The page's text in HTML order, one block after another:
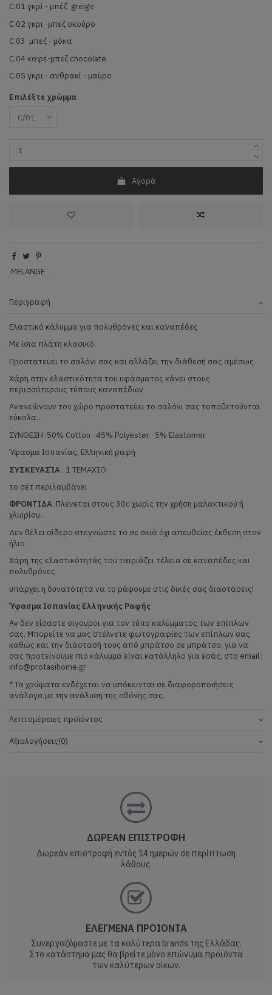
C.01 γκρί - μπέζ greige
C.02 γκρι -μπεζ σκούρο
C.03 μπεζ - μόκα
C.04 καφέ-μπεζ chocolate
C.05 γκρι - ανθρακί - μαύρο
Επιλέξτε χρώμμα
Αγορά
MELANGE
Περιγραφή
Ελαστικό κάλυμμα για πολυθρόνες και καναπέδες
Με ίσια πλάτη κλασικό
Προστατεύει το σαλόνι σας και αλλάζει την διάθεσή σας αμέσως
Χάρη στην ελαστικότητα του υφάσματος κάνει στους
περισσότερους τύπους καναπέδων
Ανανεώνουν τον χώρο προστατεύει το σαλόνι σας τοποθετούνται
εύκολα..
ΣΥΝΘΕΣΗ :50% Cotton · 45% Polyester · 5% Elastomer
Ύφασμα Ισπανίας, Ελληνική ραφή
ΣΥΣΚΕΥΑΣΊΑ : 1 ΤΕΜΑΧΊΟ
το σέτ περιλαμβάνει
ΦΡΟΝΤΙΔΑ :Πλένεται στους 30c χωρίς την χρήση μαλακτικού ή
χλωρίου .
Δεν θέλει σίδερο στεγνώστε το σε σκιά όχι απευθείας έκθεση στον
ήλιο
Χάρη της ελαστικότητάς του ταιριάζει τέλεια σε καναπέδες και
πολυθρόνες
υπάρχει η δυνατότητα να το ράψουμε στις δικές σας διαστάσεις!
Ύφασμα Ισπανίας Ελληνικής Ραφής
Αν δεν είσαστε σίγουροι για τον τύπο καλύμματος των επίπλων
σας. Μπορείτε να μας στέλνετε φωτογραφίες των επίπλων σας
καθώς και την διάστασή τους από μπράτσο σε μπράτσο, για να
σας προτείνουμε πιο κάλυμμα είναι κατάλληλο για εσάς, στο email :
info@protasihome.gr
* Τα χρώματα ενδέχεται να υπόκεινται σε διαφοροποιήσεις
ανάλογα με την ανάλυση της οθόνης σας.
Λεπτομέρειες προϊόντος
Αξιολογήσεις(0)
ΔΩΡΕΑΝ ΕΠΙΣΤΡΟΦΗ
Δωρεάν επιστροφή εντός 14 ημερών σε περίπτωση
λάθους.
ΕΛΕΓΜΕΝΑ ΠΡΟΙΟΝΤΑ
Συνεργαζόμαστε με τα καλύτερα brands της Ελλάδας.
Στο κατάστημα μας θα βρείτε μόνο επώνυμα προϊόντα
των καλύτερων οίκων.